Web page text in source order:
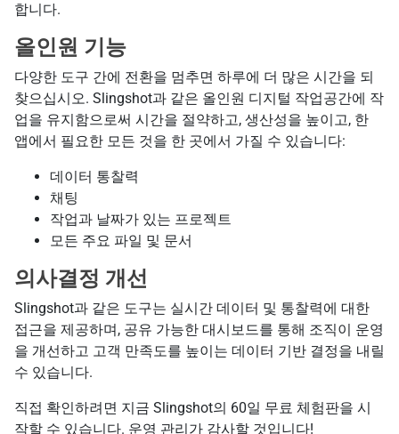
합니다.
올인원 기능
다양한 도구 간에 전환을 멈추면 하루에 더 많은 시간을 되
찾으십시오. Slingshot과 같은 올인원 디지털 작업공간에 작
업을 유지함으로써 시간을 절약하고, 생산성을 높이고, 한
앱에서 필요한 모든 것을 한 곳에서 가질 수 있습니다:
데이터 통찰력
채팅
작업과 날짜가 있는 프로젝트
모든 주요 파일 및 문서
의사결정 개선
Slingshot과 같은 도구는 실시간 데이터 및 통찰력에 대한
접근을 제공하며, 공유 가능한 대시보드를 통해 조직이 운영
을 개선하고 고객 만족도를 높이는 데이터 기반 결정을 내릴
수 있습니다.
직접 확인하려면 지금 Slingshot의 60일 무료 체험판을 시
작할 수 있습니다. 운영 관리가 감사할 것입니다!